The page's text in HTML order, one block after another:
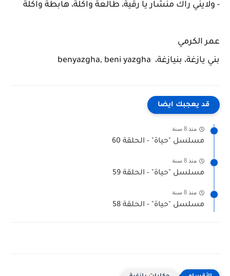
- ولايني راك منشار يا رقية، طالعة واكلة، هابطة واكلة
عمر الكرمي
بني يازغة، بنيازغة، benyazgha, beni yazgha
قد يعجبك ايضا
منذ 8 سنة
مسلسل "حياة" - الحلقة 60
منذ 8 سنة
مسلسل "حياة" - الحلقة 59
منذ 8 سنة
مسلسل "حياة" - الحلقة 58